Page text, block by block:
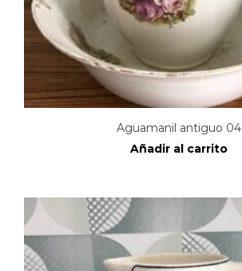
Aguamanil antiguo 04
Añadir al carrito